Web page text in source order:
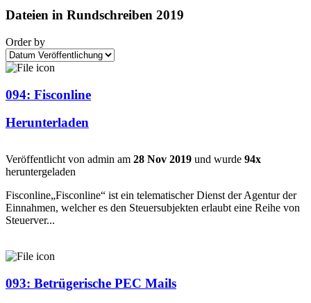
Dateien in Rundschreiben 2019
Order by
094: Fisconline
Herunterladen
Veröffentlicht von admin am 28 Nov 2019 und wurde 94x
heruntergeladen
Fisconline„Fisconline“ ist ein telematischer Dienst der Agentur der
Einnahmen, welcher es den Steuersubjekten erlaubt eine Reihe von
Steuerver...
093: Betrügerische PEC Mails